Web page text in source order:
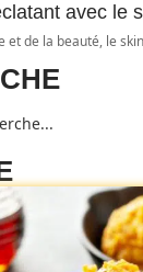
avec le
et de la beauté, le